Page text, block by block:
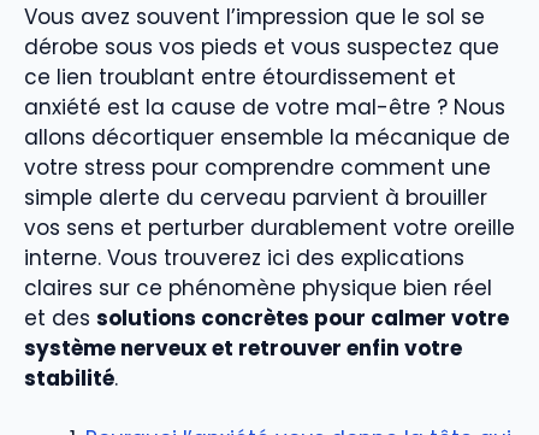
Vous avez souvent l’impression que le sol se
dérobe sous vos pieds et vous suspectez que
ce lien troublant entre étourdissement et
anxiété est la cause de votre mal-être ? Nous
allons décortiquer ensemble la mécanique de
votre stress pour comprendre comment une
simple alerte du cerveau parvient à brouiller
vos sens et perturber durablement votre oreille
interne. Vous trouverez ici des explications
claires sur ce phénomène physique bien réel
et des solutions concrètes pour calmer votre
système nerveux et retrouver enfin votre
stabilité.